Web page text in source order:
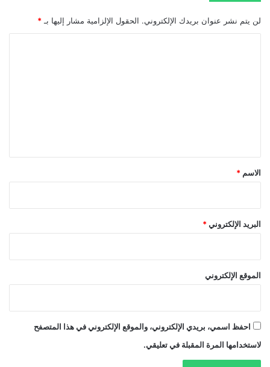
لن يتم نشر عنوان بريدك الإلكتروني. الحقول الإلزامية مشار إليها بـ *
*
الاسم *
البريد الإلكتروني *
الموقع الإلكتروني
احفظ اسمي، بريدي الإلكتروني، والموقع الإلكتروني في هذا المتصفح
لاستخدامها المرة المقبلة في تعليقي.